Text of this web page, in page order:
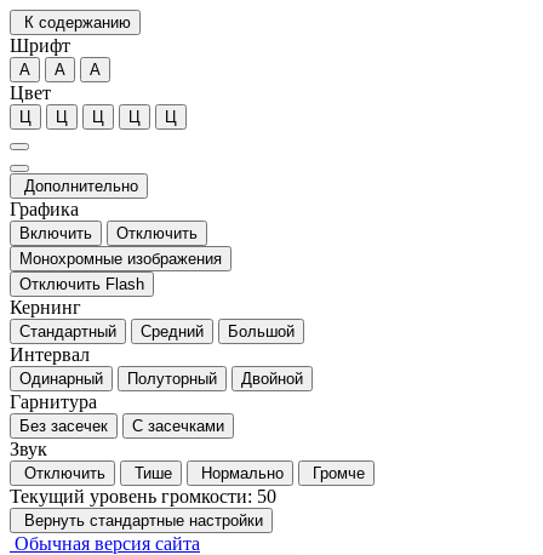
К содержанию
Шрифт
А А А
Цвет
Ц Ц Ц Ц Ц
Дополнительно
Графика
Включить
Отключить
Монохромные изображения
Отключить Flash
Кернинг
Стандартный Средний Большой
Интервал
Одинарный Полуторный Двойной
Гарнитура
Без засечек С засечками
Звук
Отключить Тише Нормально Громче
Текущий уровень громкости: 50
Вернуть стандартные настройки
Обычная версия сайта